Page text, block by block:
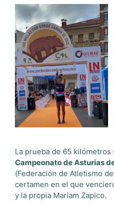
La prueba de 65 kilómetros
Campeonato de Asturias
(Federación de Atletismo
certamen en el que
y la propia Mariam Zapico.